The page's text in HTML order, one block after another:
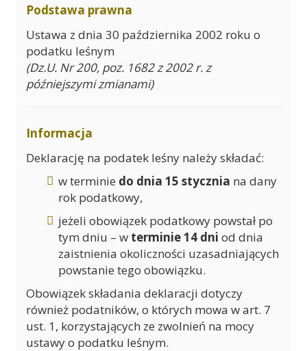
Podstawa prawna
Ustawa z dnia 30 października 2002 roku o
podatku leśnym
(Dz.U. Nr 200, poz. 1682 z 2002 r. z
późniejszymi zmianami)
Informacja
Deklarację na podatek leśny należy składać:
w terminie do dnia 15 stycznia na dany
rok podatkowy,
jeżeli obowiązek podatkowy powstał po
tym dniu – w terminie 14 dni od dnia
zaistnienia okoliczności uzasadniających
powstanie tego obowiązku.
Obowiązek składania deklaracji dotyczy
również podatników, o których mowa w art. 7
ust. 1, korzystających ze zwolnień na mocy
ustawy o podatku leśnym.